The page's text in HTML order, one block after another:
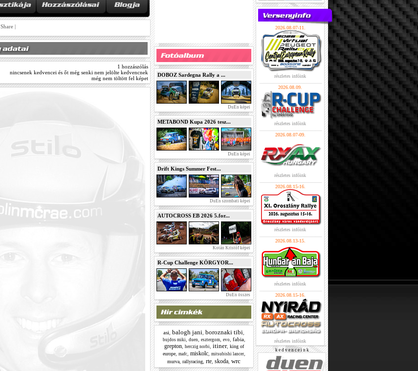
Share |
1 hozzászólás
nincsenek kedvencei és őt még senki nem jelölte kedvencnek
még nem töltött fel képet
DOBOZ Sardegna Rally a ...
DuEn képei
METABOND Kupa 2026 tesz...
DuEn képei
Drift Kings Summer Fest...
DuEn szombati képei
AUTOCROSS EB 2026 5.for...
Kotán Kristóf képei
R-Cup Challenge KÖRGYOR...
DuEn összes
asi balogh jani boroznaki tibi
bujdos miki duen esztergom, evo, fabia,
grepton, herczig norbi itiner, king of
europe, mafc, miskolc, mitsubishi lancer,
murva rallyracing rte skoda wrc
2026.08.07-11.
részletes infóink
2026.08.09.
részletes infóink
2026.08.07-09.
részletes infóink
2026.08.15-16.
részletes infóink
2026.08.13-15.
részletes infóink
2026.08.15-16.
részletes infóink
k e d v e n c e i n k